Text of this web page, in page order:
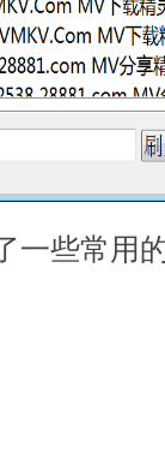
一些常用